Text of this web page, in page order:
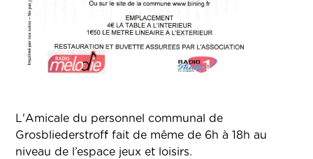
L'Amicale du personnel communal de
Grosbliederstroff fait de même de 6h à 18h au
niveau de l’espace jeux et loisirs.